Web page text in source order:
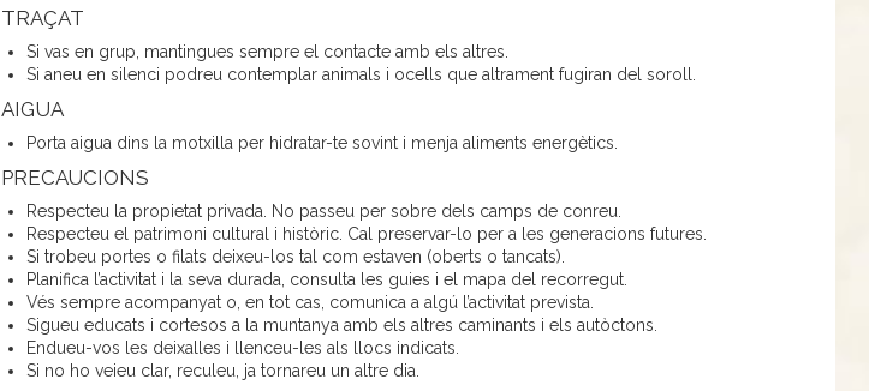
TRAÇAT
Si vas en grup, mantingues sempre el contacte amb els altres.
Si aneu en silenci podreu contemplar animals i ocells que altrament fugiran del soroll.
AIGUA
Porta aigua dins la motxilla per hidratar-te sovint i menja aliments energètics.
PRECAUCIONS
Respecteu la propietat privada. No passeu per sobre dels camps de conreu.
Respecteu el patrimoni cultural i històric. Cal preservar-lo per a les generacions futures.
Si trobeu portes o filats deixeu-los tal com estaven (oberts o tancats).
Planifica l’activitat i la seva durada, consulta les guies i el mapa del recorregut.
Vés sempre acompanyat o, en tot cas, comunica a algú l’activitat prevista.
Sigueu educats i cortesos a la muntanya amb els altres caminants i els autòctons.
Endueu-vos les deixalles i llenceu-les als llocs indicats.
Si no ho veieu clar, reculeu, ja tornareu un altre dia.